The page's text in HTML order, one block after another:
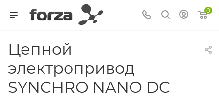
0
Цепной
электропривод
SYNCHRO NANO DC